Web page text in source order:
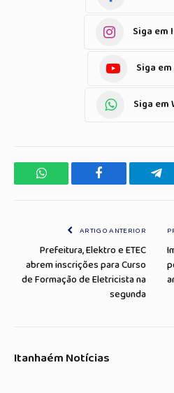
Siga em
Siga
Siga em
WhatsApp Facebook
ARTIGO ANTERIOR
Prefeitura, Elektro e ETEC
abrem inscrições para Curso
de Formação de Eletricista na
segunda
Itanhaém Notícias